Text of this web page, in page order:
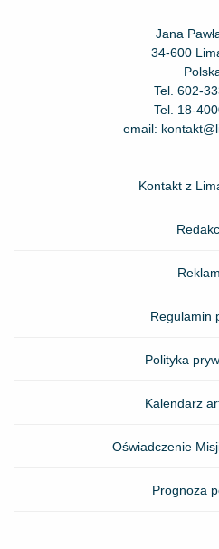
Jana
34-600
Tel. 602-
Tel. 18-
email:
Kontakt z
Regulamin
Polityka
Kalendarz
Oświadczenie
Prognoza